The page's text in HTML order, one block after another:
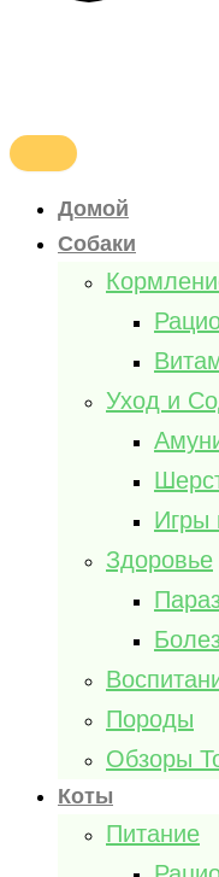
Домой
Собаки
Уход и
Игры
Здоровье
Породы
Обзоры
Коты
Питание